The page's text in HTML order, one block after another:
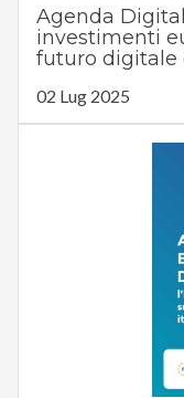
Agenda
investimenti
futuro digitale
02 Lug 2025